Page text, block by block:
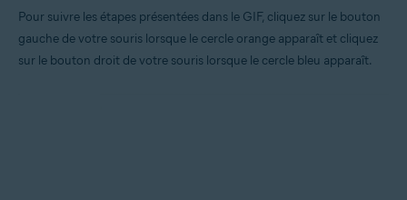
Pour suivre les étapes présentées dans le GIF, cliquez sur le bouton
gauche de votre souris lorsque le cercle orange apparaît et cliquez
sur le bouton droit de votre souris lorsque le cercle bleu apparaît.